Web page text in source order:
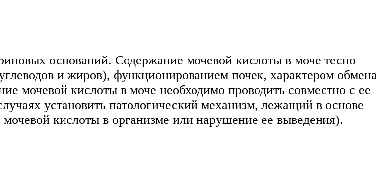
оснований. Содержание мочевой кислоты в моче тесно
и жиров), функционированием почек, характером обмена
мочевой кислоты в моче необходимо проводить совместно с ее
установить патологический механизм, лежащий в основе
кислоты в организме или нарушение ее выведения).